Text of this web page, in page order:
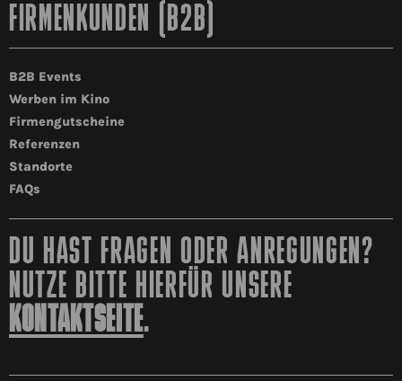
FIRMENKUNDEN (B2B)
B2B Events
Werben im Kino
Firmengutscheine
Referenzen
Standorte
FAQs
DU HAST FRAGEN ODER ANREGUNGEN?
NUTZE BITTE HIERFÜR UNSERE
KONTAKTSEITE.